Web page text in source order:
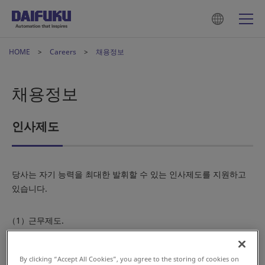
HOME Careers 채용정보
채용정보
인사제도
당사는 자기 능력을 최대한 발휘할 수 있는 인사제도를 지원하고
있습니다.
근무제도.
주 5일 근무를 실시하고 있습니다.
By clicking “Accept All Cookies”, you agree to the storing of cookies on